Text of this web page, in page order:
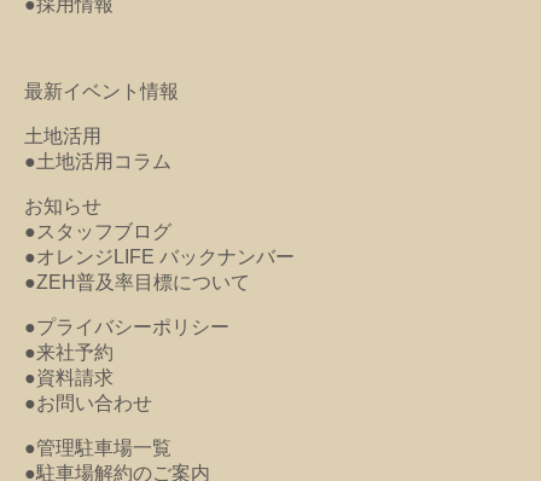
●採用情報
最新イベント情報
土地活用
●土地活用コラム
お知らせ
●スタッフブログ
●オレンジLIFE バックナンバー
●ZEH普及率目標について
●プライバシーポリシー
●来社予約
●資料請求
●お問い合わせ
●管理駐車場一覧
●駐車場解約のご案内